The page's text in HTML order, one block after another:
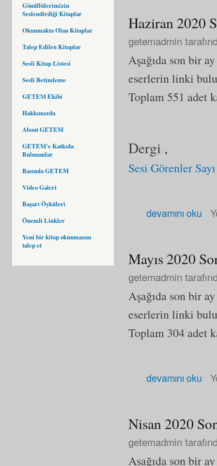
Gönüllülerimizin
Seslendirdiği Kitaplar
Okunmakta Olan Kitaplar
Talep Edilen Kitaplar
Sesli Kitap Listesi
Sesli Betimleme
GETEM Ekibi
Hakkımızda
About GETEM
GETEM'e Katkıda
Bulunanlar
Basında GETEM
Video Galeri
Başarı Öyküleri
Önemli Linkler
Yeni bir kitap okunmasını
talep et
Haziran 2020
getemadmin
Aşağıda son bir
eserlerin linki
Toplam 551 adet
Dergi ,
Sesi Görenler
devamını oku
Mayıs 2020
getemadmin
Aşağıda son bir
eserlerin linki
Toplam 304 adet
devamını oku
Nisan 2020
getemadmin
Aşağıda son bir